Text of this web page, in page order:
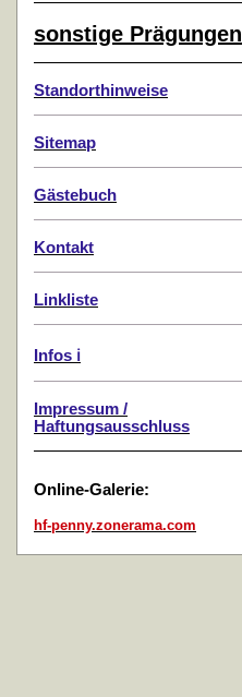
sonstige Prägungen
Standorthinweise
Sitemap
Gästebuch
Kontakt
Linkliste
Infos ℹ️
Impressum /
Haftungsausschluss
Online-Galerie:
hf-penny.zonerama.com